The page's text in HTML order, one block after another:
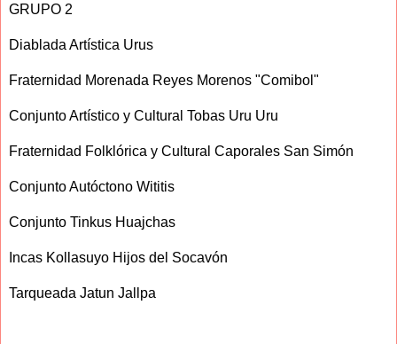
GRUPO 2
Diablada Artística Urus
Fraternidad Morenada Reyes Morenos "Comibol"
Conjunto Artístico y Cultural Tobas Uru Uru
Fraternidad Folklórica y Cultural Caporales San Simón
Conjunto Autóctono Wititis
Conjunto Tinkus Huajchas
Incas Kollasuyo Hijos del Socavón
Tarqueada Jatun Jallpa